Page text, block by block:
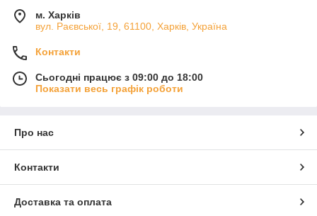
м. Харків
вул. Раєвської, 19, 61100, Харків, Україна
Контакти
Сьогодні працює з 09:00 до 18:00
Показати весь графік роботи
Про нас
Контакти
Доставка та оплата